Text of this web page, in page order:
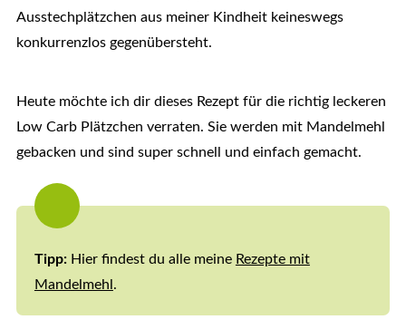
Ausstechplätzchen aus meiner Kindheit keineswegs
konkurrenzlos gegenübersteht.
Heute möchte ich dir dieses Rezept für die richtig leckeren
Low Carb Plätzchen verraten. Sie werden mit Mandelmehl
gebacken und sind super schnell und einfach gemacht.
Tipp:Hier findest du alle meine Rezepte mit
Mandelmehl .